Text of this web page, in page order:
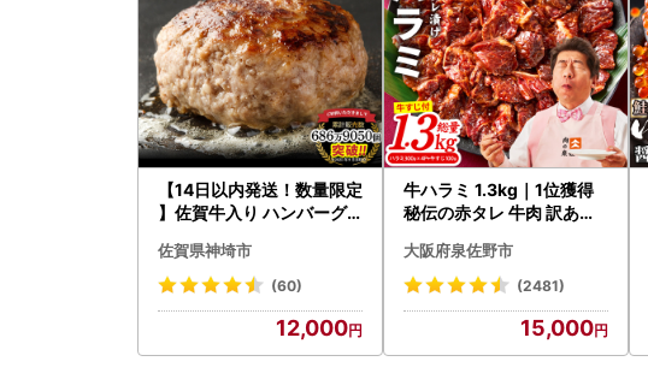
【14日以内発送！数量限定
】佐賀牛入り ハンバーグ 2
083106)
佐賀県神埼市
(60)
12,000
牛ハラミ 1.3kg｜1位獲得
秘伝の赤タレ 牛肉 訳あり
大阪府泉佐野市
(2481)
15,000